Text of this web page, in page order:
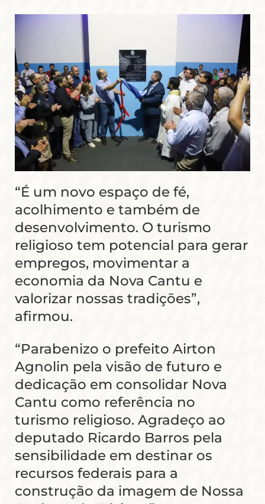
“É um novo espaço de fé,
acolhimento e também de
desenvolvimento. O turismo
religioso tem potencial para gerar
empregos, movimentar a
economia da Nova Cantu e
valorizar nossas tradições”,
afirmou.
“Parabenizo o prefeito Airton
Agnolin pela visão de futuro e
dedicação em consolidar Nova
Cantu como referência no
turismo religioso. Agradeço ao
deputado Ricardo Barros pela
sensibilidade em destinar os
recursos federais para a
construção da imagem de Nossa